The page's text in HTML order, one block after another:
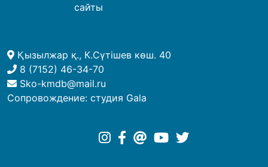
сайты
Қызылжар қ., К.Сүтішев көш. 40
8 (7152) 46-34-70
Sko-kmdb@mail.ru
Сопровождение: студия Gala